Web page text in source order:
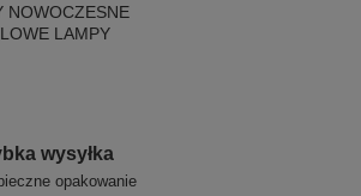
NOWOCZESNE
LAMPY
wysyłka
opakowanie